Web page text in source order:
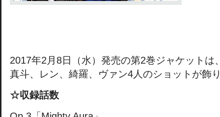
2017年2月8日（水）発売の第2巻ジャケットは
真斗、レン、綺羅、ヴァン4人のショットが飾
☆収録話数